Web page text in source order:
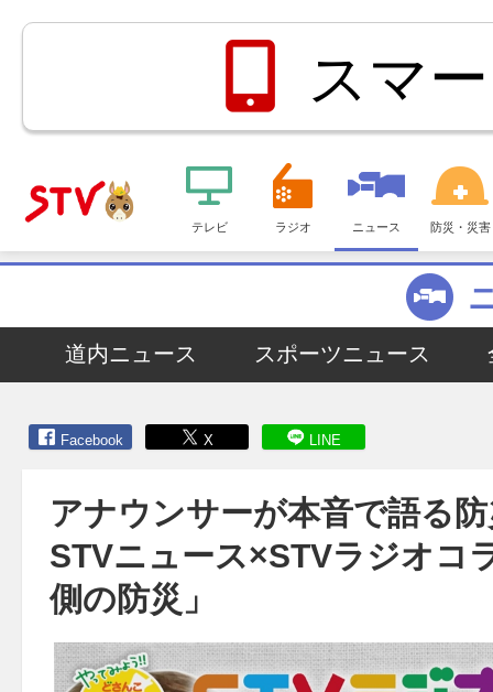
ＳＴＶ札
スマ
メ
ュ
テレビ ラジオ ニュース 防災・災害
道内ニュース スポーツニュース
Facebook X LINE
アナウンサーが本音で語る
STVニュース×STVラジオコ
側の防災」